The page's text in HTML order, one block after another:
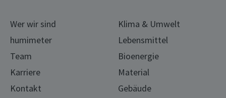
Wer wir sind
humimeter
Team
Karriere
Kontakt
Klima & Umwelt
Lebensmittel
Bioenergie
Material
Gebäude